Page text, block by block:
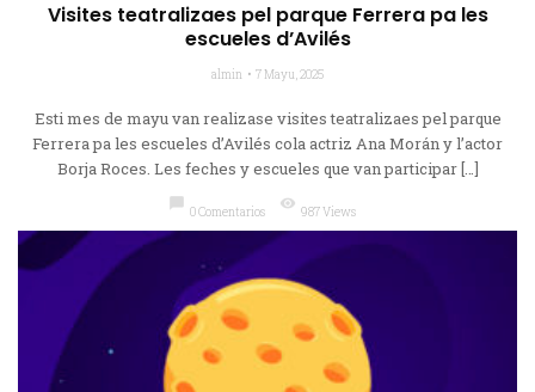
Visites teatralizaes pel parque Ferrera pa les
escueles d’Avilés
almin 7 Mayu, 2025
Esti mes de mayu van realizase visites teatralizaes pel parque
Ferrera pa les escueles d’Avilés cola actriz Ana Morán y l’actor
Borja Roces. Les feches y escueles que van participar […]
chat_bubble
0 Comentarios
visibility
987 Views